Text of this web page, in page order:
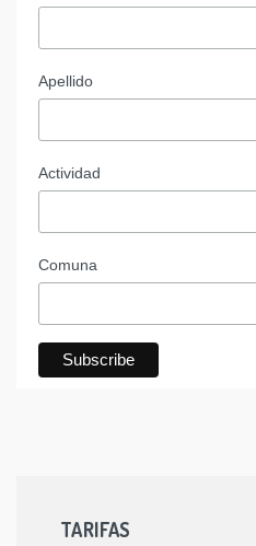
Apellido
Actividad
Comuna
TARIFAS